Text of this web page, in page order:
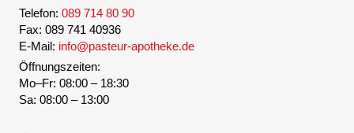
Telefon: 089 714 80 90
Fax: 089 741 40936
E-Mail: info@pasteur-apotheke.de
Öffnungszeiten:
Mo–Fr: 08:00 – 18:30
Sa: 08:00 – 13:00